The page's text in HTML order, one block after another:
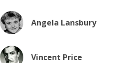
Angela Lansbury
Vincent Price